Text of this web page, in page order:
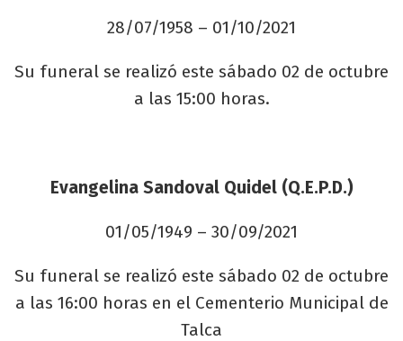
28/07/1958 – 01/10/2021
Su funeral se realizó este sábado 02 de octubre
a las 15:00 horas.
Evangelina Sandoval Quidel (Q.E.P.D.)
01/05/1949 – 30/09/2021
Su funeral se realizó este sábado 02 de octubre
a las 16:00 horas en el Cementerio Municipal de
Talca